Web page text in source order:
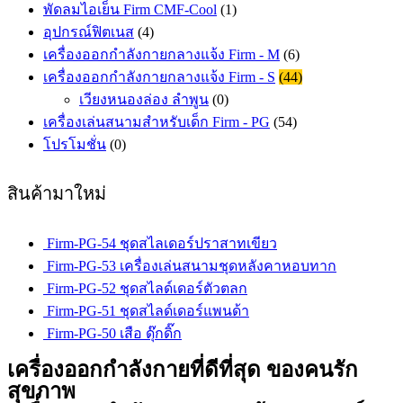
พัดลมไอเย็น Firm CMF-Cool (1)
อุปกรณ์ฟิตเนส (4)
เครื่องออกกำลังกายกลางแจ้ง Firm - M (6)
เครื่องออกกำลังกายกลางแจ้ง Firm - S (44)
เวียงหนองล่อง ลำพูน (0)
เครื่องเล่นสนามสำหรับเด็ก Firm - PG (54)
โปรโมชั่น (0)
สินค้ามาใหม่
Firm-PG-54 ชุดสไลเดอร์ปราสาทเขียว
Firm-PG-53 เครื่องเล่นสนามชุดหลังคาหอบทาก
Firm-PG-52 ชุดสไลด์เดอร์ตัวตลก
Firm-PG-51 ชุดสไลด์เดอร์แพนด้า
Firm-PG-50 เสือ ดุ๊กดิ๊ก
เครื่องออกกำลังกายที่ดีที่สุด ของคนรัก
สุขภาพ